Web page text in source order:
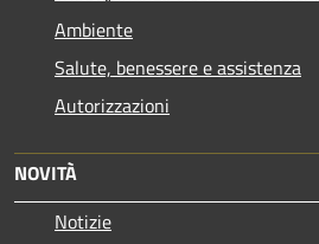
Ambiente
Salute, benessere e assistenza
Autorizzazioni
NOVITÀ
Notizie